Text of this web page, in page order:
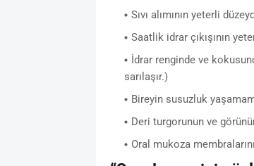
Sıvı alımının yeterli
Saatlik idrar çıkışının
İdrar renginde ve
sarılaşır.)
Bireyin susuzluk
Deri turgorunun ve
Oral mukoza